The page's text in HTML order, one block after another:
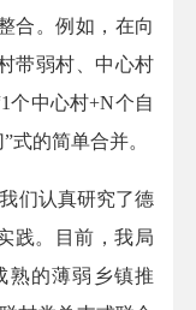
合。例如，在向
带弱村、中心村
1个中心村+N个自
式的简单合并。
们认真研究了德
践。目前，我局
熟的薄弱乡镇推